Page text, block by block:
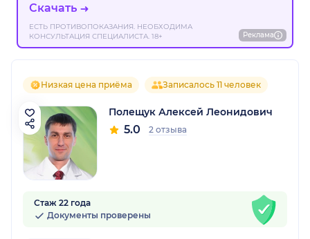
Скачать
ЕСТЬ ПРОТИВОПОКАЗАНИЯ. НЕОБХОДИМА
КОНСУЛЬТАЦИЯ СПЕЦИАЛИСТА. 18+
Реклама
Низкая цена приёма Записалось 11 человек
Полещук Алексей Леонидович
5.0 2 отзыва
Стаж 22 года
Документы проверены